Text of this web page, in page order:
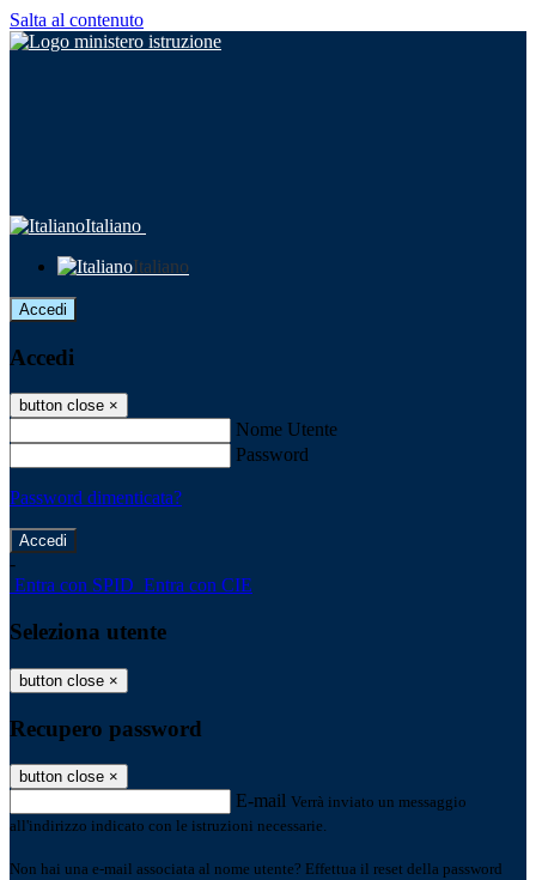
Salta al contenuto
Italiano
Italiano
Accedi
Accedi
button close ×
Nome Utente
Password
Password dimenticata?
-
Entra con SPID Entra con CIE
Seleziona utente
button close ×
Recupero password
button close ×
E-mail Verrà inviato un messaggio
all'indirizzo indicato con le istruzioni necessarie.
Non hai una e-mail associata al nome utente? Effettua il reset della password